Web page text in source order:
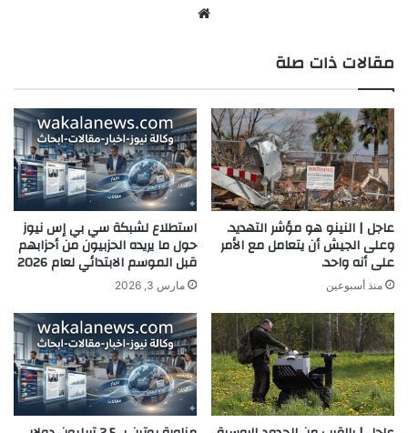
مقالات ذات صلة
عاجل | النينو هو مؤشر التهديد.
وعلى الجيش أن يتعامل مع الأمر
على أنه واحد.
منذ أسبوعين
استطلاع لشبكة سي بي إس نيوز
حول ما يريده الحزبيون من أحزابهم
قبل الموسم الابتدائي لعام 2026
مارس 3, 2026